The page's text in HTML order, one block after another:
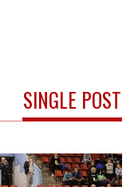
SINGLE POST